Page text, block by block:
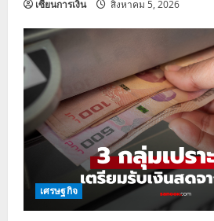
เซียนการเงิน สิงหาคม 5, 2026
เศรษฐกิจ